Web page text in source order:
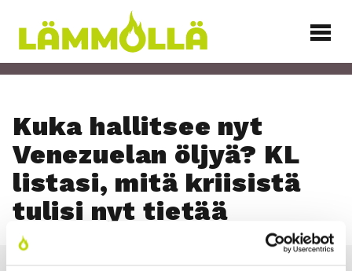
sisältöön
Lämmöllä
Kuka hal­lit­see nyt
Venezue­lan öljyä? KL
lis­ta­si, mitä krii­sis­tä
tuli­si nyt tie­tää